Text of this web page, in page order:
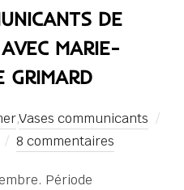
DE
MARIE-
GRIMARD
,Vases communicants
8 commentaires
Période